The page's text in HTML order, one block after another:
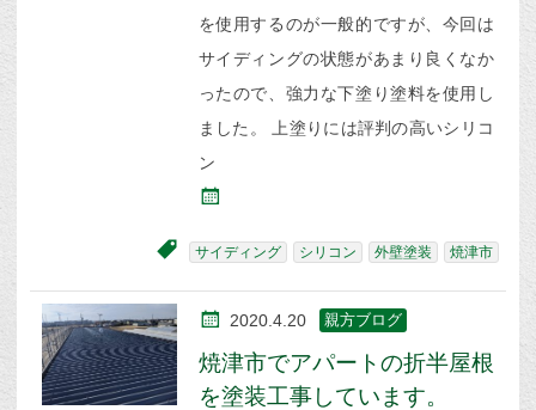
を使用するのが一般的ですが、今回は
サイディングの状態があまり良くなか
ったので、強力な下塗り塗料を使用し
ました。 上塗りには評判の高いシリコ
ン
サイディング シリコン 外壁塗装 焼津市
2020.4.20 親方ブログ
焼津市でアパートの折半屋根
を塗装工事しています。